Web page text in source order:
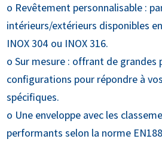
o Revêtement personnalisable :
intérieurs/extérieurs disponibles
INOX 304 ou INOX 316.
o Sur mesure : offrant de grandes
configurations pour répondre à
spécifiques.
o Une enveloppe avec les
performants selon la norme